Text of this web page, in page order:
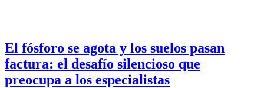
El fósforo se agota y los suelos pasan
factura: el desafío silencioso que
preocupa a los especialistas